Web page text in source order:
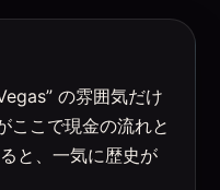
の雰囲気だけ
ここで現金の流れと
と、一気に歴史が